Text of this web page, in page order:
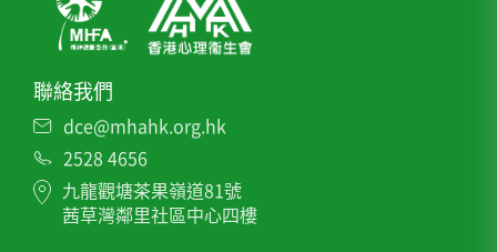
聯絡我們
dce@mhahk.org.hk
2528 4656
九龍觀塘茶果嶺道81號
茜草灣鄰里社區中心四樓